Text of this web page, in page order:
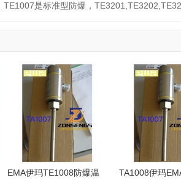
TE1007是标准型防爆，
EMA伊玛TE1008防爆温
TA1008伊玛